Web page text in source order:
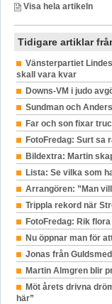
Visa hela artikeln
Tidigare artiklar
Vänsterpartiet
skall vara kvar
Downs-VM i judo
Sundman och
Far och son fixar
FotoFredag: Surt sa
Bildextra: Martin
Lista: Se vilka som
Arrangören: ”Man
Trippla rekord när
FotoFredag: Rik
Nu öppnar man för
Jonas från
Martin Almgren blir
Möt årets drivna
här”